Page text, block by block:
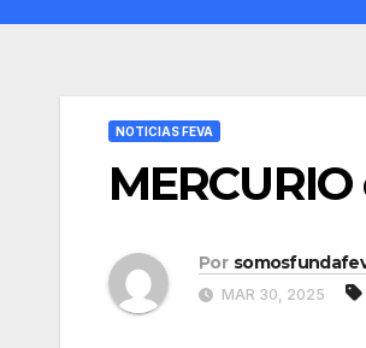
NOTICIAS FEVA
Por
MAR 30, 2025